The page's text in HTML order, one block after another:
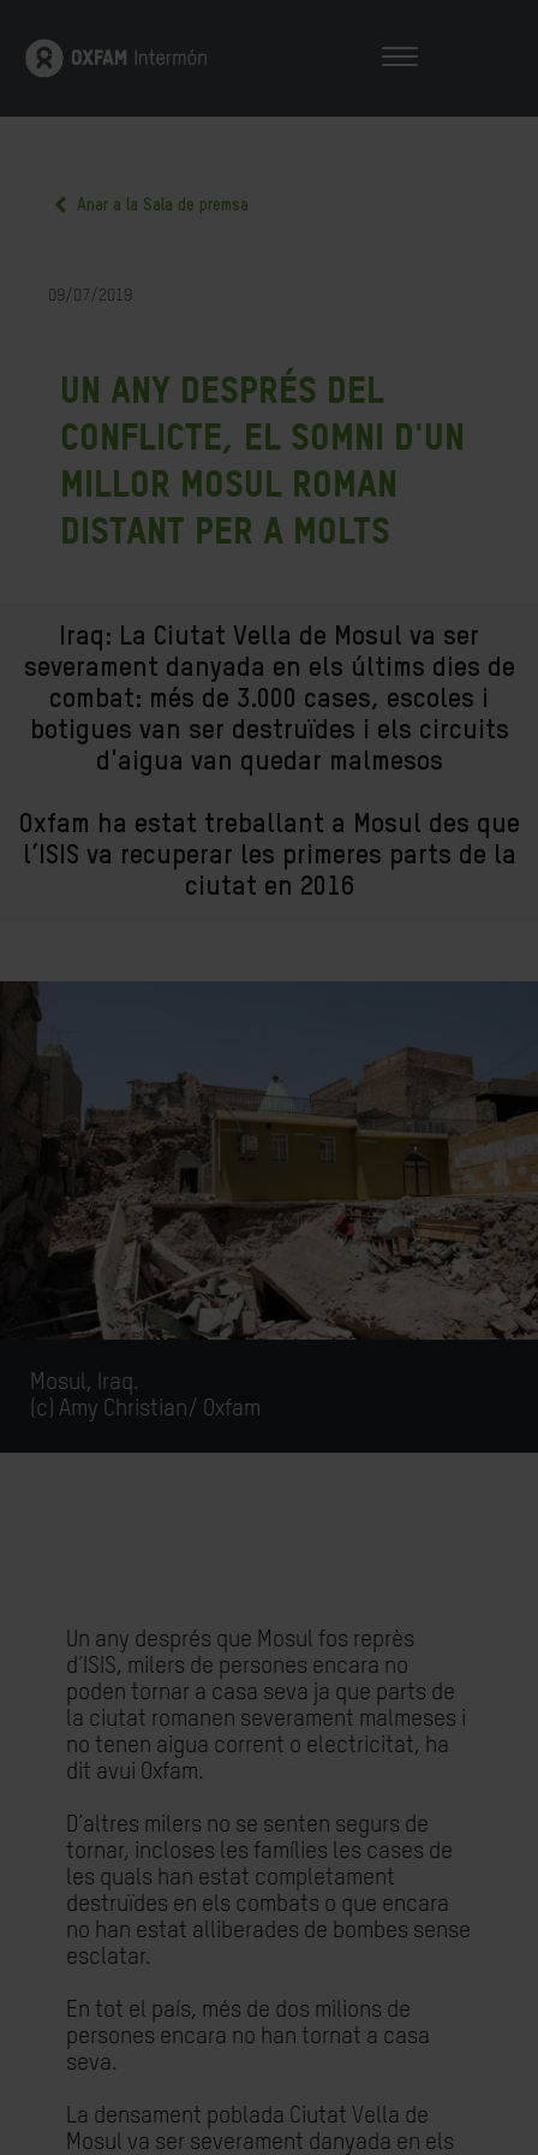
Anar a la Sala de premsa
09/07/2019
Un any després del
conflicte, el somni d'un
millor Mosul roman
distant per a molts
Iraq: La Ciutat Vella de Mosul va ser
severament danyada en els últims dies de
combat: més de 3.000 cases, escoles i
botigues van ser destruïdes i els circuits
d'aigua van quedar malmesos
Oxfam ha estat treballant a Mosul des que
l’ISIS va recuperar les primeres parts de la
ciutat en 2016
Mosul, Iraq.
(c) Amy Christian/ Oxfam
Un any després que Mosul fos reprès
d’ISIS, milers de persones encara no
poden tornar a casa seva ja que parts de
la ciutat romanen severament malmeses i
no tenen aigua corrent o electricitat, ha
dit avui Oxfam.
D’altres milers no se senten segurs de
tornar, incloses les famílies les cases de
les quals han estat completament
destruïdes en els combats o que encara
no han estat alliberades de bombes sense
esclatar.
En tot el país, més de dos milions de
persones encara no han tornat a casa
seva.
La densament poblada Ciutat Vella de
Mosul va ser severament danyada en els